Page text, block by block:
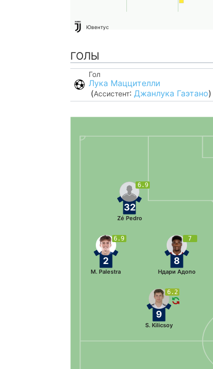
Ювентус
ГОЛЫ
Гол
Лука Маццителли
(Ассистент: Джанлука Гаэтано)
6.9
32
Zé Pedro
7
8
Ндари Адопо
6.9
2
M. Palestra
6.2
9
S. Kilicsoy